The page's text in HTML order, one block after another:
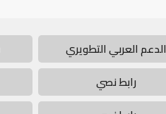
الدعم العربي التطويري
رابط نصي